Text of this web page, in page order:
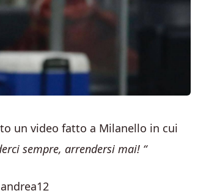
un video fatto a Milanello in cui
sempre, arrendersi mai! “